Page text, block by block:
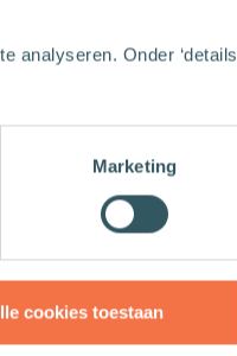
analyseren. Onder ‘details
Marketing
cookies toestaan